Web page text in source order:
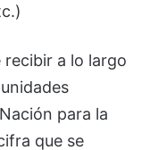
recibir a lo largo
para la
que se